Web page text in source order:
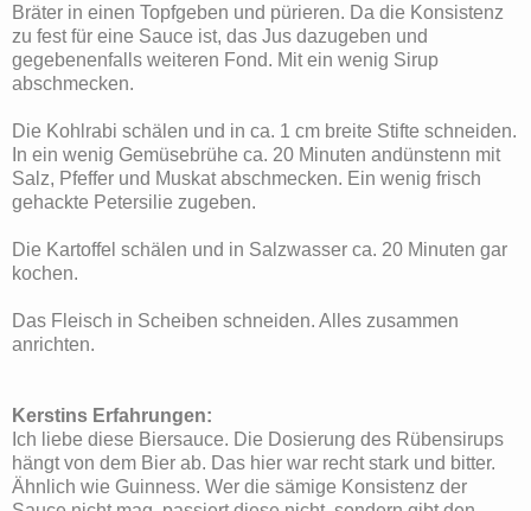
Bräter in einen Topfgeben und pürieren. Da die Konsistenz
zu fest für eine Sauce ist, das Jus dazugeben und
gegebenenfalls weiteren Fond. Mit ein wenig Sirup
abschmecken.
Die Kohlrabi schälen und in ca. 1 cm breite Stifte schneiden.
In ein wenig Gemüsebrühe ca. 20 Minuten andünstenn mit
Salz, Pfeffer und Muskat abschmecken. Ein wenig frisch
gehackte Petersilie zugeben.
Die Kartoffel schälen und in Salzwasser ca. 20 Minuten gar
kochen.
Das Fleisch in Scheiben schneiden. Alles zusammen
anrichten.
Kerstins Erfahrungen:
Ich liebe diese Biersauce. Die Dosierung des Rübensirups
hängt von dem Bier ab. Das hier war recht stark und bitter.
Ähnlich wie Guinness. Wer die sämige Konsistenz der